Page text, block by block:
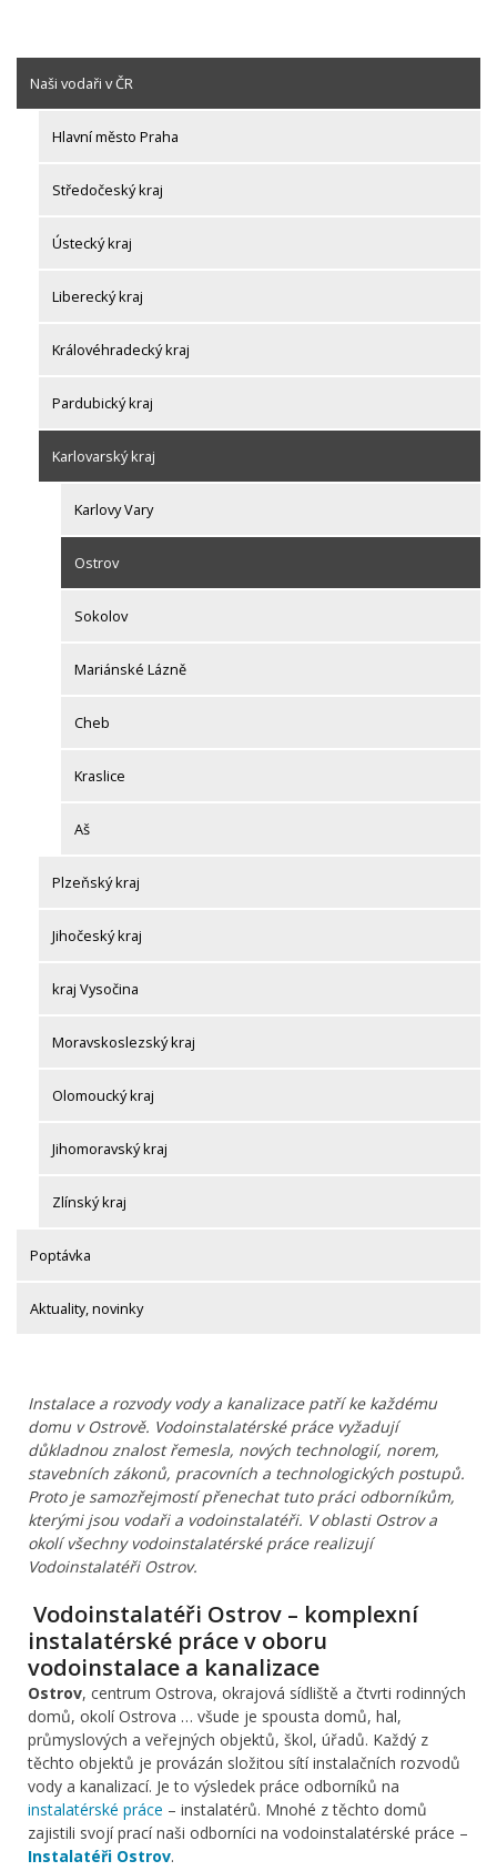
Naši vodaři v ČR
Hlavní město Praha
Středočeský kraj
Ústecký kraj
Liberecký kraj
Královéhradecký kraj
Pardubický kraj
Karlovarský kraj
Karlovy Vary
Ostrov
Sokolov
Mariánské Lázně
Cheb
Kraslice
Aš
Plzeňský kraj
Jihočeský kraj
kraj Vysočina
Moravskoslezský kraj
Olomoucký kraj
Jihomoravský kraj
Zlínský kraj
Poptávka
Aktuality, novinky
Instalace a rozvody vody a kanalizace patří ke každému
domu v Ostrově. Vodoinstalatérské práce vyžadují
důkladnou znalost řemesla, nových technologií, norem,
stavebních zákonů, pracovních a technologických postupů.
Proto je samozřejmostí přenechat tuto práci odborníkům,
kterými jsou vodaři a vodoinstalatéři. V oblasti Ostrov a
okolí všechny vodoinstalatérské práce realizují
Vodoinstalatéři Ostrov.
Vodoinstalatéři Ostrov – komplexní
instalatérské práce v oboru
vodoinstalace a kanalizace
Ostrov, centrum Ostrova, okrajová sídliště a čtvrti rodinných
domů, okolí Ostrova … všude je spousta domů, hal,
průmyslových a veřejných objektů, škol, úřadů. Každý z
těchto objektů je provázán složitou sítí instalačních rozvodů
vody a kanalizací. Je to výsledek práce odborníků na
instalatérské práce – instalatérů. Mnohé z těchto domů
zajistili svojí prací naši odborníci na vodoinstalatérské práce –
Instalatéři Ostrov.